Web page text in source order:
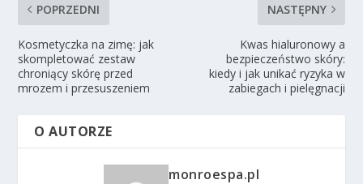
POPRZEDNI
Kosmetyczka na zimę: jak
skompletować zestaw
chroniący skórę przed
mrozem i przesuszeniem
NASTĘPNY
Kwas hialuronowy a
bezpieczeństwo skóry:
kiedy i jak unikać ryzyka w
zabiegach i pielęgnacji
O AUTORZE
monroespa.pl